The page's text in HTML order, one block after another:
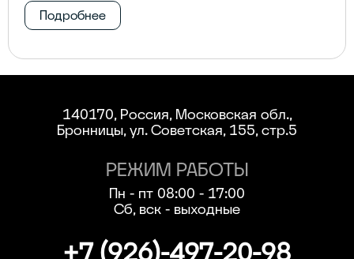
Подробнее
140170, Россия, Московская обл.,
Бронницы, ул. Советская, 155, стр.5
РЕЖИМ РАБОТЫ
Пн - пт 08:00 - 17:00
Сб, вск - выходные
+7 (926)-497-20-98